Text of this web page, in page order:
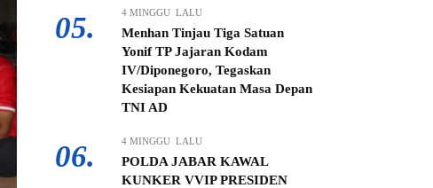
05. 4 MINGGU LALU
Menhan Tinjau Tiga Satuan
Yonif TP Jajaran Kodam
IV/Diponegoro, Tegaskan
Kesiapan Kekuatan Masa Depan
TNI AD
06. 4 MINGGU LALU
POLDA JABAR KAWAL
KUNKER VVIP PRESIDEN